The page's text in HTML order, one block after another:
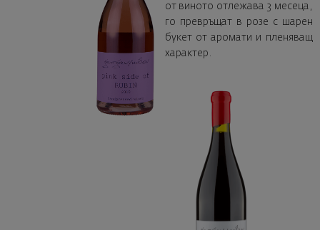
от виното отлежава 3 месеца,
го превръщат в розе с шарен
букет от аромати и пленяващ
характер.